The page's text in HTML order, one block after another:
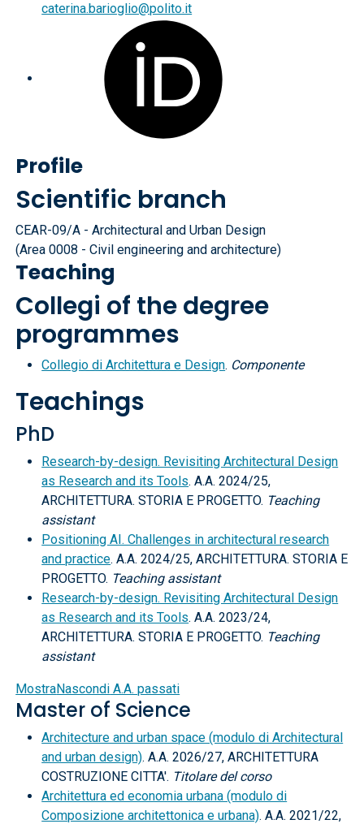
caterina.barioglio@polito.it
Profile
Scientific branch
CEAR-09/A - Architectural and Urban Design
(Area 0008 - Civil engineering and architecture)
Teaching
Collegi of the degree
programmes
Collegio di Architettura e Design. Componente
Teachings
PhD
Research-by-design. Revisiting Architectural Design
as Research and its Tools. A.A. 2024/25,
ARCHITETTURA. STORIA E PROGETTO. Teaching
assistant
Positioning AI. Challenges in architectural research
and practice. A.A. 2024/25, ARCHITETTURA. STORIA E
PROGETTO. Teaching assistant
Research-by-design. Revisiting Architectural Design
as Research and its Tools. A.A. 2023/24,
ARCHITETTURA. STORIA E PROGETTO. Teaching
assistant
MostraNascondi A.A. passati
Master of Science
Architecture and urban space (modulo di Architectural
and urban design). A.A. 2026/27, ARCHITETTURA
COSTRUZIONE CITTA'. Titolare del corso
Architettura ed economia urbana (modulo di
Composizione architettonica e urbana). A.A. 2021/22,